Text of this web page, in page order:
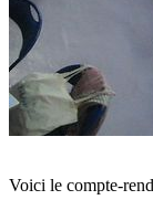
Voici le compte-